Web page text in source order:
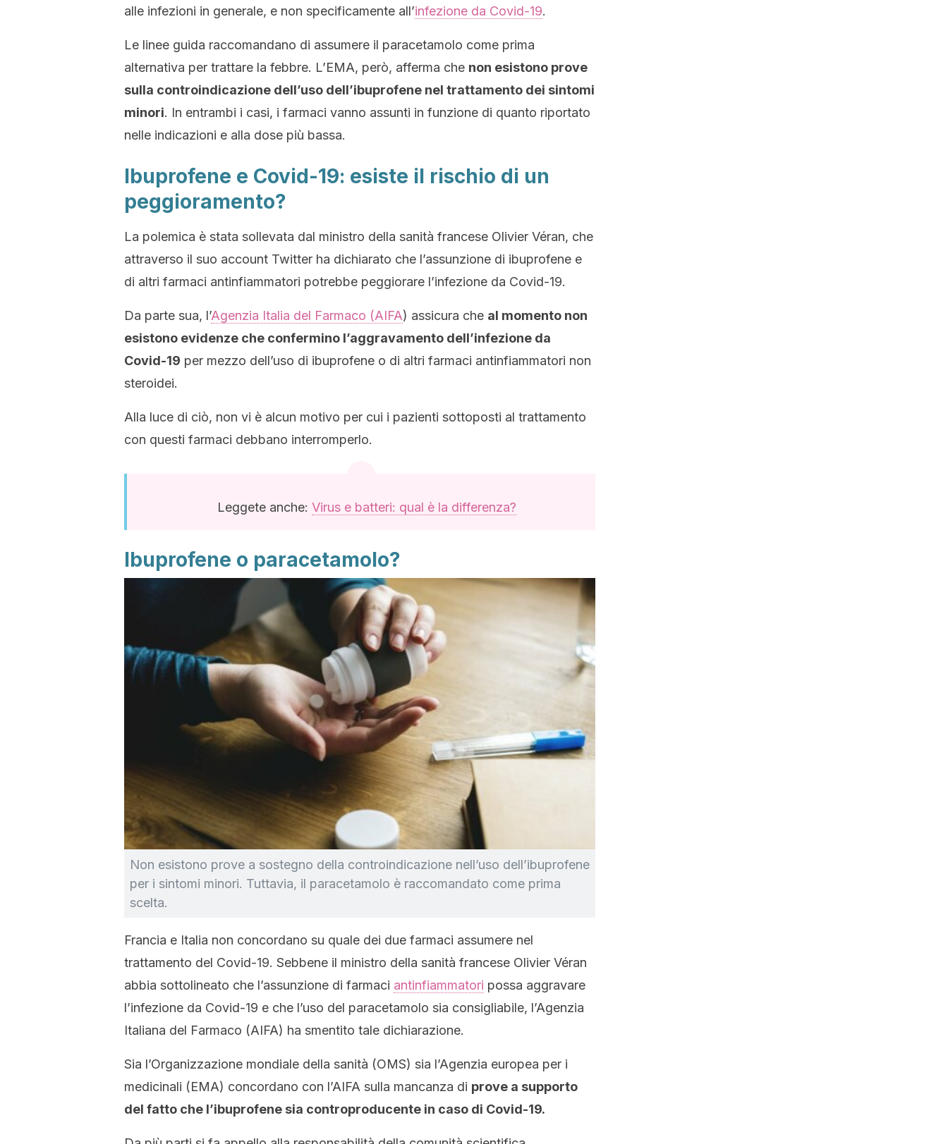
alle infezioni in generale, e non specificamente all’infezione da Covid-19.
Le linee guida raccomandano di assumere il paracetamolo come prima
alternativa per trattare la febbre. L’EMA, però, afferma che non esistono prove
sulla controindicazione dell’uso dell’ibuprofene nel trattamento dei sintomi
minori. In entrambi i casi, i farmaci vanno assunti in funzione di quanto riportato
nelle indicazioni e alla dose più bassa.
Ibuprofene e Covid-19: esiste il rischio di un
peggioramento?
La polemica è stata sollevata dal ministro della sanità francese Olivier Véran, che
attraverso il suo account Twitter ha dichiarato che l’assunzione di ibuprofene e
di altri farmaci antinfiammatori potrebbe peggiorare l’infezione da Covid-19.
Da parte sua, l’Agenzia Italia del Farmaco (AIFA) assicura che al momento non
esistono evidenze che confermino l’aggravamento dell’infezione da
Covid-19 per mezzo dell’uso di ibuprofene o di altri farmaci antinfiammatori non
steroidei.
Alla luce di ciò, non vi è alcun motivo per cui i pazienti sottoposti al trattamento
con questi farmaci debbano interromperlo.
Leggete anche: Virus e batteri: qual è la differenza?
Ibuprofene o paracetamolo?
Non esistono prove a sostegno della controindicazione nell’uso dell’ibuprofene
per i sintomi minori. Tuttavia, il paracetamolo è raccomandato come prima
scelta.
Francia e Italia non concordano su quale dei due farmaci assumere nel
trattamento del Covid-19. Sebbene il ministro della sanità francese Olivier Véran
abbia sottolineato che l’assunzione di farmaci antinfiammatori possa aggravare
l’infezione da Covid-19 e che l’uso del paracetamolo sia consigliabile, l’Agenzia
Italiana del Farmaco (AIFA) ha smentito tale dichiarazione.
Sia l’Organizzazione mondiale della sanità (OMS) sia l’Agenzia europea per i
medicinali (EMA) concordano con l’AIFA sulla mancanza di prove a supporto
del fatto che l’ibuprofene sia controproducente in caso di Covid-19.